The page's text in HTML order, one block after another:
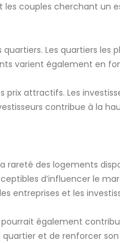
couples cherchant un
Les quartiers les
varient également en
prix attractifs. Les
contribue à la
rareté des logements
d’influencer le
entreprises et les
également
et de renforcer